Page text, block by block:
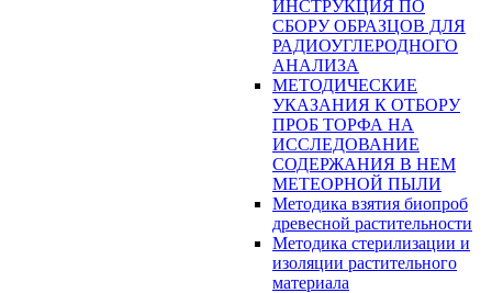
ИНСТРУКЦИЯ ПО
СБОРУ ОБРАЗЦОВ ДЛЯ
РАДИОУГЛЕРОДНОГО
АНАЛИЗА
МЕТОДИЧЕСКИЕ
УКАЗАНИЯ К ОТБОРУ
ПРОБ ТОРФА НА
ИССЛЕДОВАНИЕ
СОДЕРЖАНИЯ В НЕМ
МЕТЕОРНОЙ ПЫЛИ
Методика взятия биопроб
древесной растительности
Методика стерилизации и
изоляции растительного
материала